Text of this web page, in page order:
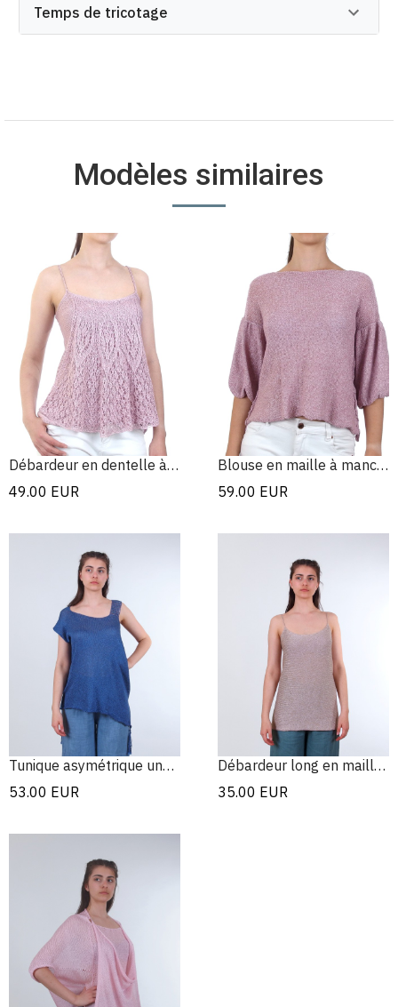
Temps de tricotage
Modèles similaires
Débardeur en dentelle à dos ouvert
49.00 EUR
Blouse en maille à manches bouffantes
59.00 EUR
Tunique asymétrique une épaule
53.00 EUR
Débardeur long en maille avec spaghetti straps
35.00 EUR